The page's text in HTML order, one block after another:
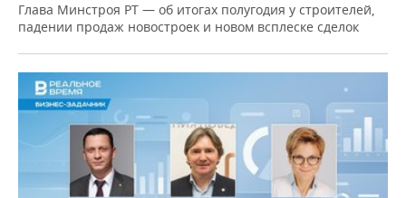
Глава Минстроя РТ — об итогах полугодия у строителей,
падении продаж новостроек и новом всплеске сделок